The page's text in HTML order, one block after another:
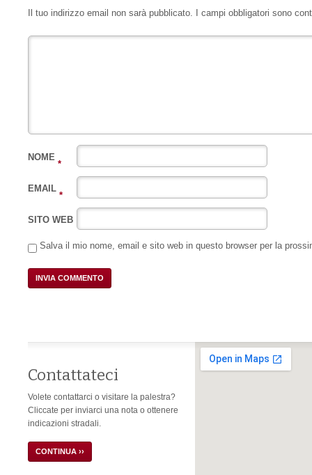
Il tuo indirizzo email non sarà pubblicato. I campi obbligatori sono
NOME
*
EMAIL
*
SITO WEB
Salva il mio nome, email e sito web in questo browser per la
Contattateci
Volete contattarci o visitare la palestra?
Cliccate per inviarci una nota o ottenere
indicazioni stradali.
CONTINUA ››